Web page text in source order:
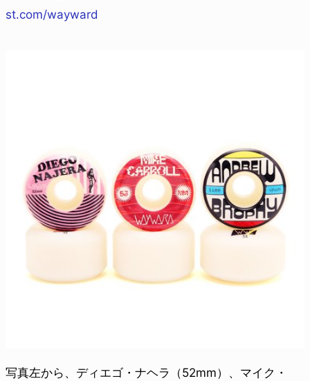
st.com/wayward
写真左から、ディエゴ・ナヘラ（52mm）、マイク・